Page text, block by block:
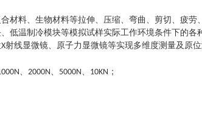
材料、生物材料等拉伸、压缩、弯曲、剪切、疲劳
低温制冷模块等模拟试样实际工作环境条件下的各
X射线显微镜、原子力显微镜等实现多维度测量及原位
000N、 2000N、 5000N、 10KN ；